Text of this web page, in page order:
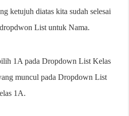
ketujuh diatas kita sudah selesai
List untuk Nama.
1A pada Dropdown List Kelas
muncul pada Dropdown List
1A.